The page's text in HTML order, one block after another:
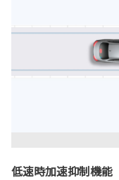
低速時加速抑制機能